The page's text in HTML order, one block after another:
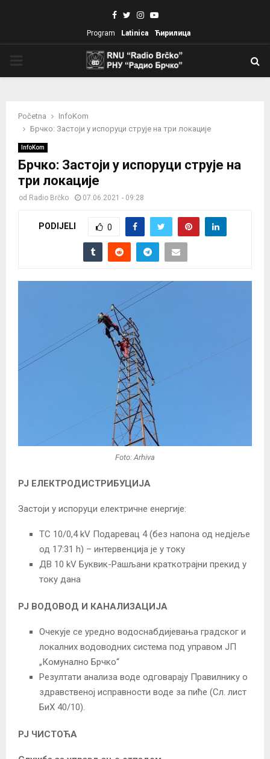
Facebook
TwitterInstagram
Youtube
Program Latinica Ћирилица
Početna
InfoKom
Брчко: Застоји у испоруци струје на три локације
InfoKom
Брчко: Застоји у испоруци струје на
три локације
od Radio Brčko 07.06.2021 - 09:28
PODIJELI 0
Foto: Arhiva
РЈ ЕЛЕКТРОДИСТРИБУЦИЈА
Застоји у испоруци електричне енергије:
ТС 10/0,4 kV Подаревац 4 (без напона од недјеље
од 17:31 h) – интервенција је у току
ДВ 10 kV Буквик-Рашљани краткотрајни прекид у
току дана
РЈ ВОДОВОД И КАНАЛИЗАЦИЈА
Очекује се уредно водоснабдијевања градског и
локалних водоводних система под управом ЈП
„Комунално Брчко“
Резултати анализа воде одговарају Правилнику о
здравственој исправности воде за пиће (Сл. лист
БиХ 40/10).
РЈ ЧИСТОЋА